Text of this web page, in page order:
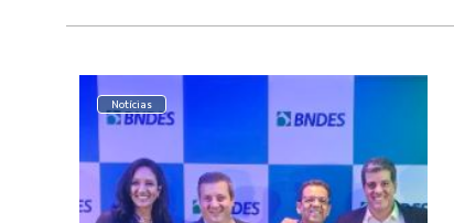
Notícias